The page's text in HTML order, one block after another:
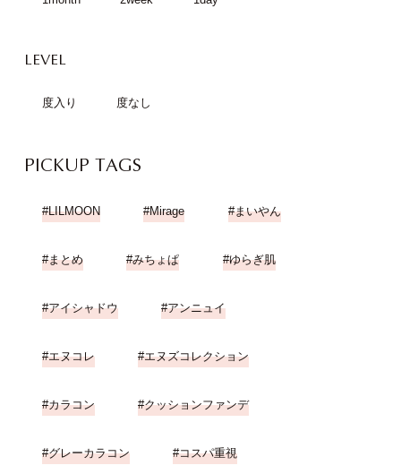
LEVEL
度入り 度なし
PICKUP TAGS
LILMOON Mirage まいやん
まとめ みちょぱ ゆらぎ肌
アイシャドウ アンニュイ
エヌコレ エヌズコレクション
カラコン クッションファンデ
グレーカラコン コスパ重視